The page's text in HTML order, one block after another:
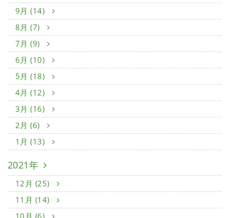
9月 (14)
8月 (7)
7月 (9)
6月 (10)
5月 (18)
4月 (12)
3月 (16)
2月 (6)
1月 (13)
2021年
12月 (25)
11月 (14)
10月 (6)